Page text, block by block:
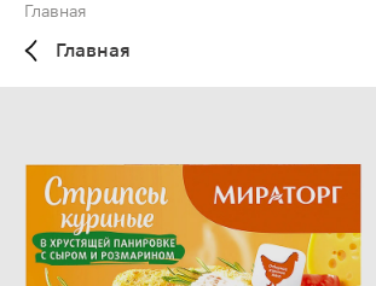
Главная
Главная